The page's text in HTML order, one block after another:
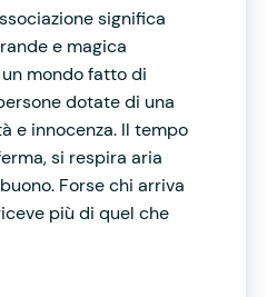
significa
e magica
mondo fatto di
dotate di una
e innocenza. Il tempo
si respira aria
Forse chi arriva
più di quel che